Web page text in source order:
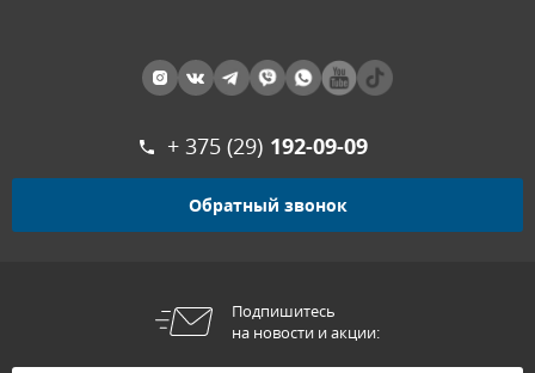
+ 375 (29) 192-09-09
Обратный звонок
Подпишитесь
на новости и акции: